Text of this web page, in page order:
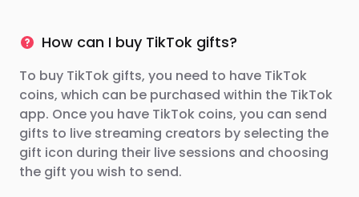
How can I buy TikTok gifts?
To buy TikTok gifts, you need to have TikTok
coins, which can be purchased within the TikTok
app. Once you have TikTok coins, you can send
gifts to live streaming creators by selecting the
gift icon during their live sessions and choosing
the gift you wish to send.